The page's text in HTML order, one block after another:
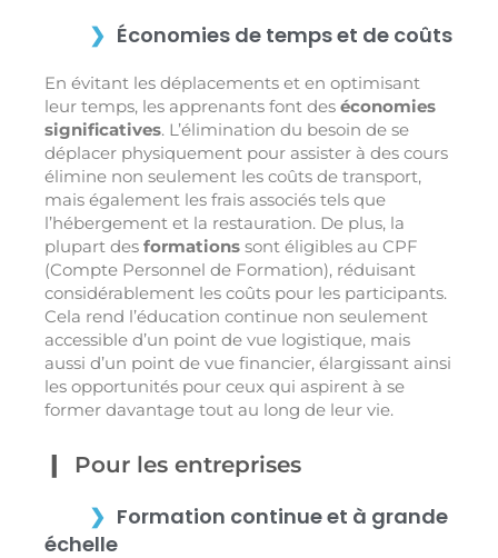
Économies de temps et de coûts
En évitant les déplacements et en optimisant
leur temps, les apprenants font des économies
significatives. L’élimination du besoin de se
déplacer physiquement pour assister à des cours
élimine non seulement les coûts de transport,
mais également les frais associés tels que
l’hébergement et la restauration. De plus, la
plupart des formations sont éligibles au CPF
(Compte Personnel de Formation), réduisant
considérablement les coûts pour les participants.
Cela rend l’éducation continue non seulement
accessible d’un point de vue logistique, mais
aussi d’un point de vue financier, élargissant ainsi
les opportunités pour ceux qui aspirent à se
former davantage tout au long de leur vie.
Pour les entreprises
Formation continue et à grande
échelle